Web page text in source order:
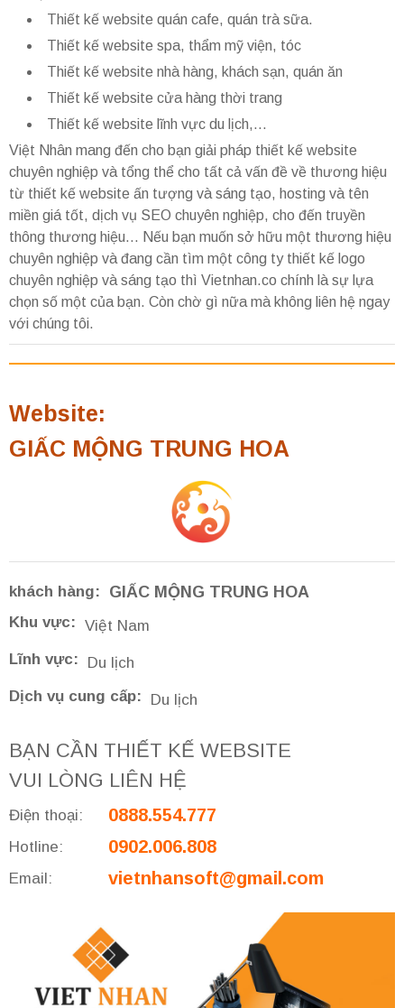
Thiết kế website quán cafe, quán trà sữa.
Thiết kế website spa, thẩm mỹ viện, tóc
Thiết kế website nhà hàng, khách sạn, quán ăn
Thiết kế website cửa hàng thời trang
Thiết kế website lĩnh vực du lịch,...
Việt Nhân mang đến cho bạn giải pháp thiết kế website
chuyên nghiệp và tổng thể cho tất cả vấn đề về thương hiệu
từ thiết kế website ấn tượng và sáng tạo, hosting và tên
miền giá tốt, dịch vụ SEO chuyên nghiệp, cho đến truyền
thông thương hiệu… Nếu bạn muốn sở hữu một thương hiệu
chuyên nghiệp và đang cần tìm một công ty thiết kế logo
chuyên nghiệp và sáng tạo thì Vietnhan.co chính là sự lựa
chọn số một của bạn. Còn chờ gì nữa mà không liên hệ ngay
với chúng tôi.
Website:
GIẤC MỘNG TRUNG HOA
khách hàng: GIẤC MỘNG TRUNG HOA
Khu vực: Việt Nam
Lĩnh vực:
Du lịch
Dịch vụ cung cấp:
Du lịch
BẠN CẦN THIẾT KẾ WEBSITE
VUI LÒNG LIÊN HỆ
Điện thoại: 0888.554.777
Hotline: 0902.006.808
Email: vietnhansoft@gmail.com